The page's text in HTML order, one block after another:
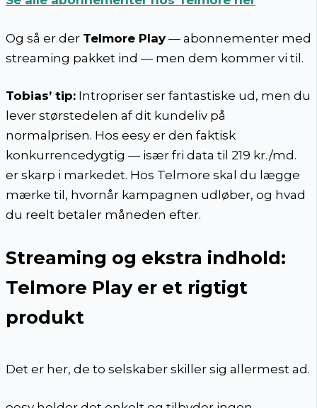
Og så er der Telmore Play— abonnementer med
streaming pakket ind — men dem kommer vi til.
Tobias’ tip: Intropriser ser fantastiske ud, men du
lever størstedelen af dit kundeliv på
normalprisen. Hos eesy er den faktisk
konkurrencedygtig — især fri data til 219 kr./md.
er skarp i markedet. Hos Telmore skal du lægge
mærke til, hvornår kampagnen udløber, og hvad
du reelt betaler måneden efter.
Streaming og ekstra indhold:
Telmore Play er et rigtigt
produkt
Det er her, de to selskaber skiller sig allermest ad.